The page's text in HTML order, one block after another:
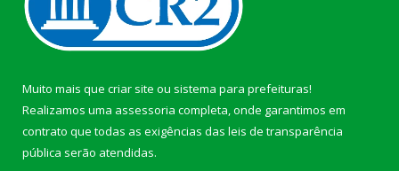
Muito mais que criar site ou sistema para prefeituras!
Realizamos uma assessoria completa, onde garantimos em
contrato que todas as exigências das leis de transparência
pública serão atendidas.